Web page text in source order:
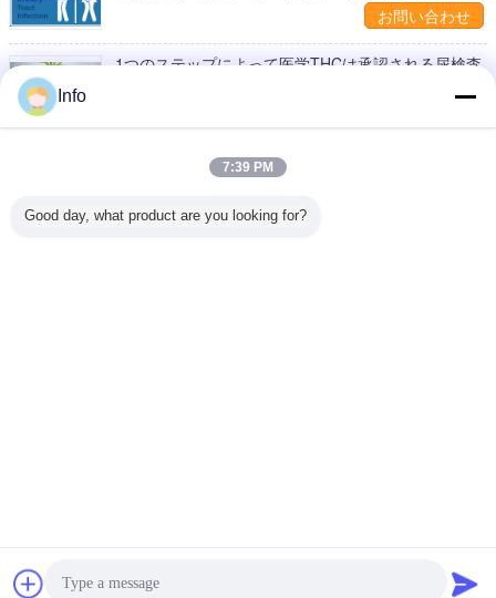
お問い合わせ
1つのステップによって医学THCは承認される尿検査
尿検体の妊娠の検出のキット、家の使用のための医学
的検査のキット
チャット
Info
7:39 PM
Good day, what product are you looking for?